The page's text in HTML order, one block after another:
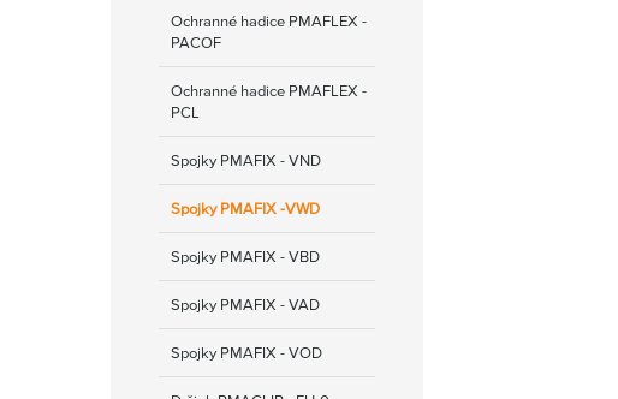
Ochranné hadice PMAFLEX -
PACOF
Ochranné hadice PMAFLEX -
PCL
Spojky PMAFIX - VND
Spojky PMAFIX -VWD
Spojky PMAFIX - VBD
Spojky PMAFIX - VAD
Spojky PMAFIX - VOD